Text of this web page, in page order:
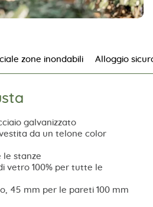
zone inondabili Alloggio
galvanizzato
da un telone color
le stanze
vetro 100% per tutte le
45 mm per le pareti 100 mm